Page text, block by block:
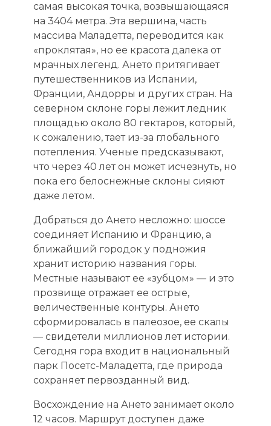
самая высокая точка, возвышающаяся
на 3404 метра. Эта вершина, часть
массива Маладетта, переводится как
«проклятая», но ее красота далека от
мрачных легенд. Ането притягивает
путешественников из Испании,
Франции, Андорры и других стран. На
северном склоне горы лежит ледник
площадью около 80 гектаров, который,
к сожалению, тает из-за глобального
потепления. Ученые предсказывают,
что через 40 лет он может исчезнуть, но
пока его белоснежные склоны сияют
даже летом.
Добраться до Ането несложно: шоссе
соединяет Испанию и Францию, а
ближайший городок у подножия
хранит историю названия горы.
Местные называют ее «зубцом» — и это
прозвище отражает ее острые,
величественные контуры. Ането
сформировалась в палеозое, ее скалы
— свидетели миллионов лет истории.
Сегодня гора входит в национальный
парк Посетс-Маладетта, где природа
сохраняет первозданный вид.
Восхождение на Ането занимает около
12 часов. Маршрут доступен даже